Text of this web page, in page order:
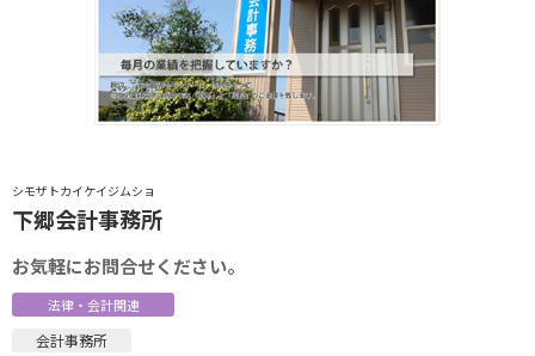
シモザトカイケイジムショ
下郷会計事務所
お気軽にお問合せください。
法律・会計関連
会計事務所